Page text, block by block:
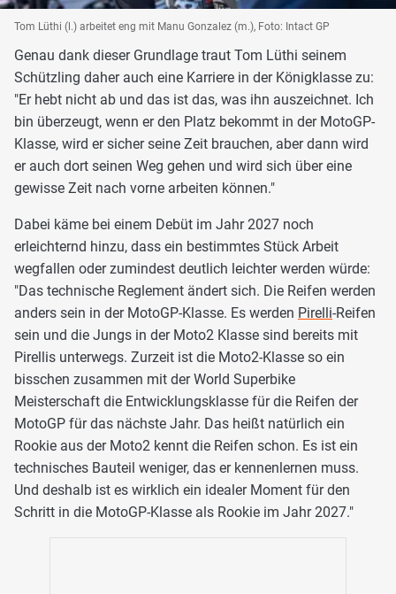
Tom Lüthi (l.) arbeitet eng mit Manu Gonzalez (m.), Foto: Intact GP
Genau dank dieser Grundlage traut Tom Lüthi seinem
Schützling daher auch eine Karriere in der Königklasse zu:
"Er hebt nicht ab und das ist das, was ihn auszeichnet. Ich
bin überzeugt, wenn er den Platz bekommt in der MotoGP-
Klasse, wird er sicher seine Zeit brauchen, aber dann wird
er auch dort seinen Weg gehen und wird sich über eine
gewisse Zeit nach vorne arbeiten können."
Dabei käme bei einem Debüt im Jahr 2027 noch
erleichternd hinzu, dass ein bestimmtes Stück Arbeit
wegfallen oder zumindest deutlich leichter werden würde:
"Das technische Reglement ändert sich. Die Reifen werden
anders sein in der MotoGP-Klasse. Es werden Pirelli-Reifen
sein und die Jungs in der Moto2 Klasse sind bereits mit
Pirellis unterwegs. Zurzeit ist die Moto2-Klasse so ein
bisschen zusammen mit der World Superbike
Meisterschaft die Entwicklungsklasse für die Reifen der
MotoGP für das nächste Jahr. Das heißt natürlich ein
Rookie aus der Moto2 kennt die Reifen schon. Es ist ein
technisches Bauteil weniger, das er kennenlernen muss.
Und deshalb ist es wirklich ein idealer Moment für den
Schritt in die MotoGP-Klasse als Rookie im Jahr 2027."